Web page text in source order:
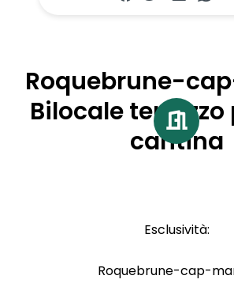
Roquebrune-
Bilocale
cantina
Esclusività:
Roquebrune-cap-